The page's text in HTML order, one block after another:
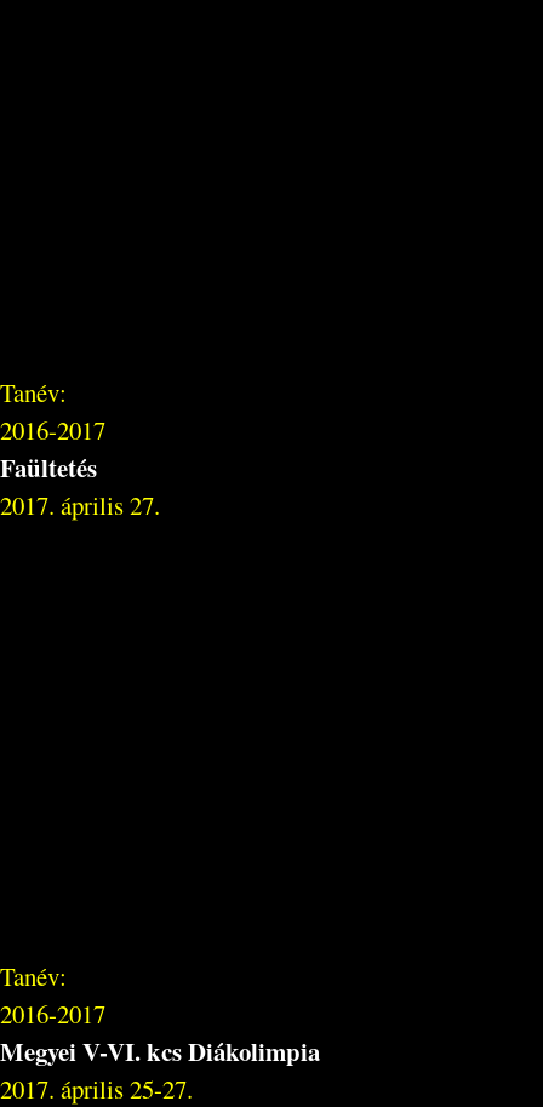
Tanév:
2016-2017
Faültetés
2017. április 27.
Tanév:
2016-2017
Megyei V-VI. kcs Diákolimpia
2017. április 25-27.